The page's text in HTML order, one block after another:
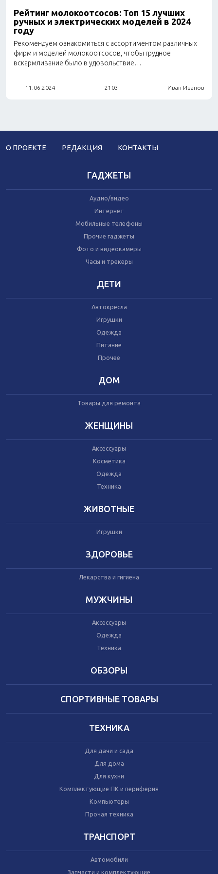
Интернет
Мобильные телефоны
Аудио/видео
Фото и видеокамеры
Планшеты
Автомобили
Самокаты
Домашний текстиль
Сухой корм для кошек
Влажный корм для кошек
Сухой корм для собак
Влажный корм для собак
Рейтинг молокоотсосов: Топ 15 лучших
ручных и электрических моделей в 2024
году
Рекомендуем ознакомиться с ассортиментом различных
фирм и моделей молокоотсосов, чтобы грудное
вскармливание было в удовольствие…
11.06.2024 2103 Иван Иванов
О ПРОЕКТЕ РЕДАКЦИЯ КОНТАКТЫ
ГАДЖЕТЫ
Аудио/видео
Интернет
Мобильные телефоны
Прочие гаджеты
Фото и видеокамеры
Часы и трекеры
ДЕТИ
Автокресла
Игрушки
Одежда
Питание
Прочее
ДОМ
Товары для ремонта
ЖЕНЩИНЫ
Аксессуары
Косметика
Одежда
Техника
ЖИВОТНЫЕ
Игрушки
ЗДОРОВЬЕ
Лекарства и гигиена
МУЖЧИНЫ
Аксессуары
Одежда
Техника
ОБЗОРЫ
СПОРТИВНЫЕ ТОВАРЫ
ТЕХНИКА
Для дачи и сада
Для дома
Для кухни
Комплектующие ПК и периферия
Компьютеры
Прочая техника
ТРАНСПОРТ
Автомобили
Запчасти и комплектующие